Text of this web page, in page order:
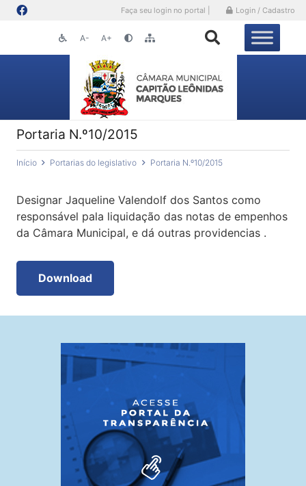
Faça seu login no portal | Login / Cadastro
A- A+
Portaria N.º10/2015
Início Portarias do legislativo Portaria N.º10/2015
Designar Jaqueline Valendolf dos Santos como
responsável pala liquidação das notas de empenhos
da Câmara Municipal, e dá outras providencias .
Download